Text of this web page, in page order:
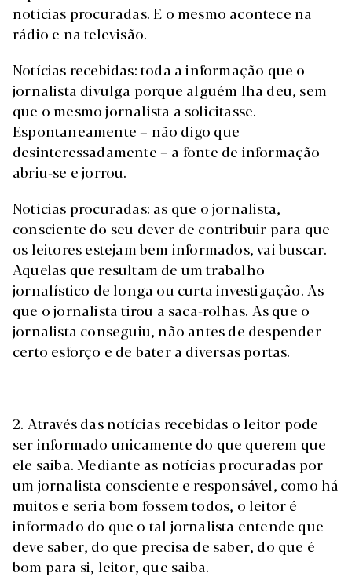
notícias procuradas. E o mesmo acontece na
rádio e na televisão.
Notícias recebidas: toda a informação que o
jornalista divulga porque alguém lha deu, sem
que o mesmo jornalista a solicitasse.
Espontaneamente – não digo que
desinteressadamente – a fonte de informação
abriu-se e jorrou.
Notícias procuradas: as que o jornalista,
consciente do seu dever de contribuir para que
os leitores estejam bem informados, vai buscar.
Aquelas que resultam de um trabalho
jornalístico de longa ou curta investigação. As
que o jornalista tirou a saca-rolhas. As que o
jornalista conseguiu, não antes de despender
certo esforço e de bater a diversas portas.
2. Através das notícias recebidas o leitor pode
ser informado unicamente do que querem que
ele saiba. Mediante as notícias procuradas por
um jornalista consciente e responsável, como há
muitos e seria bom fossem todos, o leitor é
informado do que o tal jornalista entende que
deve saber, do que precisa de saber, do que é
bom para si, leitor, que saiba.